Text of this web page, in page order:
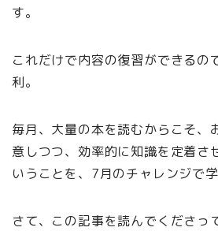
す。
これだけで内容の復習ができるの
利。
毎月、大量の本を読むからこそ、
意しつつ、効率的に知識を定着さ
いうことを、7月のチャレンジで学
さて、この記事を読んでくださっ